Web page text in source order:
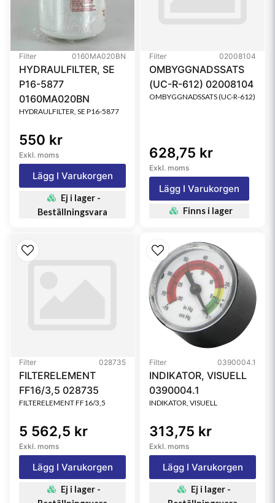
Filter 0160MA020BN
HYDRAULFILTER, SE
P16-5877
0160MA020BN
HYDRAULFILTER, SE P16-5877
550 kr
Exkl. moms
Lägg I Varukorgen
Ej i lager -
Beställningsvara
Filter 02008104
OMBYGGNADSSATS
(UC-R-612) 02008104
OMBYGGNADSSATS (UC-R-612)
628,75 kr
Exkl. moms
Lägg I Varukorgen
Finns i lager
Filter 028735
FILTERELEMENT
FF16/3,5 028735
FILTERELEMENT FF16/3,5
5 562,5 kr
Exkl. moms
Lägg I Varukorgen
Ej i lager -
Filter 0390004.1
INDIKATOR, VISUELL
0390004.1
INDIKATOR, VISUELL
313,75 kr
Exkl. moms
Lägg I Varukorgen
Ej i lager -